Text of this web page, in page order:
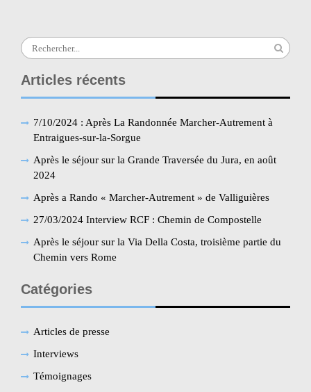
Search
for:
Articles récents
7/10/2024 : Après La Randonnée Marcher-Autrement à
Entraigues-sur-la-Sorgue
Après le séjour sur la Grande Traversée du Jura, en août
2024
Après a Rando « Marcher-Autrement » de Valliguières
27/03/2024 Interview RCF : Chemin de Compostelle
Après le séjour sur la Via Della Costa, troisième partie du
Chemin vers Rome
Catégories
Articles de presse
Interviews
Témoignages